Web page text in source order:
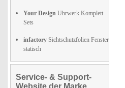
Your Design Uhrwerk Komplett
Sets
infactory Sichtschutzfolien Fenster
statisch
Service- & Support-
Website der Marke